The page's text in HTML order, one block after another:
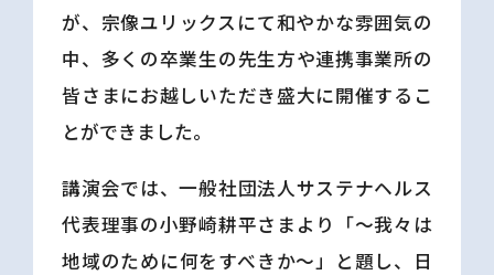
が、宗像ユリックスにて和やかな雰囲気の
中、多くの卒業生の先生方や連携事業所の
皆さまにお越しいただき盛大に開催するこ
とができました。
講演会では、一般社団法人サステナヘルス
代表理事の小野崎耕平さまより「～我々は
地域のために何をすべきか～」と題し、日